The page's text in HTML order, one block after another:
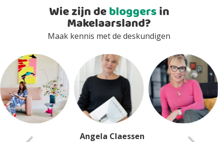
Wie zijn debloggersin
Makelaarsland?
Maak kennis met de deskundigen
Angela Claessen